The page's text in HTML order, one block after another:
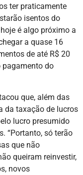
ter praticamente
isentos do
é algo próximo a
a quase 16
de até R$ 20
pagamento do
que, além das
da taxação de lucros
lucro presumido
“Portanto, só terão
que não
queiram reinvestir,
novos